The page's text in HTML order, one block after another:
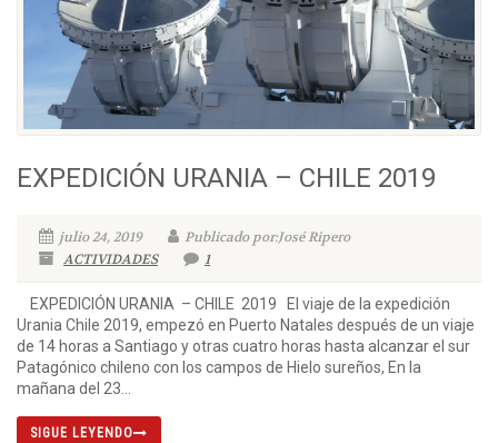
EXPEDICIÓN URANIA – CHILE 2019
julio 24, 2019
Publicado por:José Ripero
ACTIVIDADES
1
EXPEDICIÓN URANIA – CHILE 2019 El viaje de la expedición
Urania Chile 2019, empezó en Puerto Natales después de un viaje
de 14 horas a Santiago y otras cuatro horas hasta alcanzar el sur
Patagónico chileno con los campos de Hielo sureños, En la
mañana del 23...
SIGUE LEYENDO